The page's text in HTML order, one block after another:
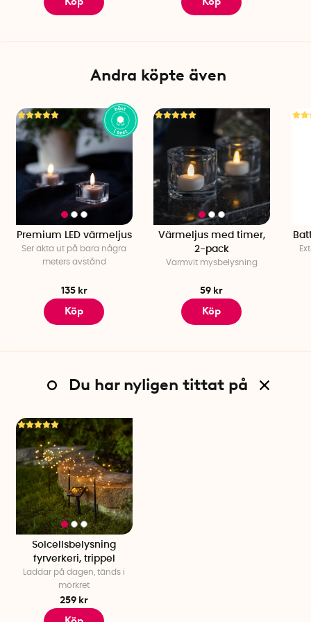
Andra köpte även
Premium LED värmeljus
Ser äkta ut på bara några
meters avstånd
135 kr
Köp
Värmeljus med timer,
2-pack
Varmvit mysbelysning
59 kr
Köp
Du har nyligen tittat på
Solcellsbelysning
fyrverkeri, trippel
Laddar på dagen, tänds i
mörkret
259 kr